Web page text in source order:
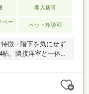
【池尻大橋歩9分×三
レンドの飲食店やお
を普段着で使いこな
即入居可
ベー
ペット相談可
徴・階下を気にせず
、隣接洋室と一体利
金精算後、即引渡
ト用足洗い場有)▼設
トロック・宅配
済【新規交換】トイ